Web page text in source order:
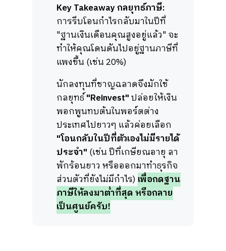
Key Takeaway กลยุทธ์ภาษี:
การรีบโอนกำไรกลับมาในปีที่
"ฐานเงินเดือนคุณสูงอยู่แล้ว" จะ
ทำให้คุณโดนดันไปอยู่ฐานภาษีที่
แพงขึ้น (เช่น 20%)
นักลงทุนที่ชาญฉลาดจึงมักใช้
กลยุทธ์"Reinvest"ปล่อยให้เงิน
พอกพูนทบต้นในพอร์ตต่าง
ประเทศไปยาวๆ แล้วค่อยเลือก
"โอนกลับในปีที่ตัวเองไม่มีรายได้
ประจำ" (เช่น ปีที่เกษียณอายุ ลา
พักร้อนยาว หรือออกมาทำธุรกิจ
ส่วนตัวที่ยังไม่มีกำไร) เพื่อกดฐาน
ภาษีให้ลงมาต่ำที่สุด หรือกลาย
เป็นศูนย์ครับ!